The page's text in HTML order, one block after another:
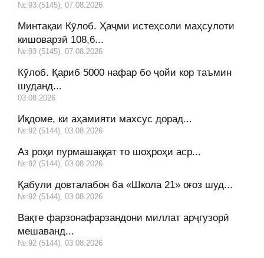
№:93 (5145), 07.08.2026
Минтақаи Кӯлоб. Ҳаҷми истеҳсоли маҳсулоти
кишоварзӣ 108,6...
№:93 (5145), 07.08.2026
Кӯлоб. Қариб 5000 нафар бо ҷойи кор таъмин
шуданд...
03.08.2026
Иқдоме, ки аҳамияти махсус дорад...
№:92 (5144), 03.08.2026
Аз роҳи пурмашаққат то шоҳроҳи аср...
№:92 (5144), 03.08.2026
Қабули довталабон ба «Школа 21» оғоз шуд...
№:92 (5144), 03.08.2026
Вақте фарзонафарзандони миллат арҷгузорӣ
мешаванд...
№:92 (5144), 03.08.2026